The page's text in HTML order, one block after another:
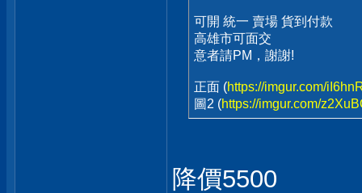
可開 統一 賣場 貨到付款
高雄市可面交
意者請PM，謝謝!
正面 (https://imgur.com/
圖2 (https://imgur.com/
降價5500